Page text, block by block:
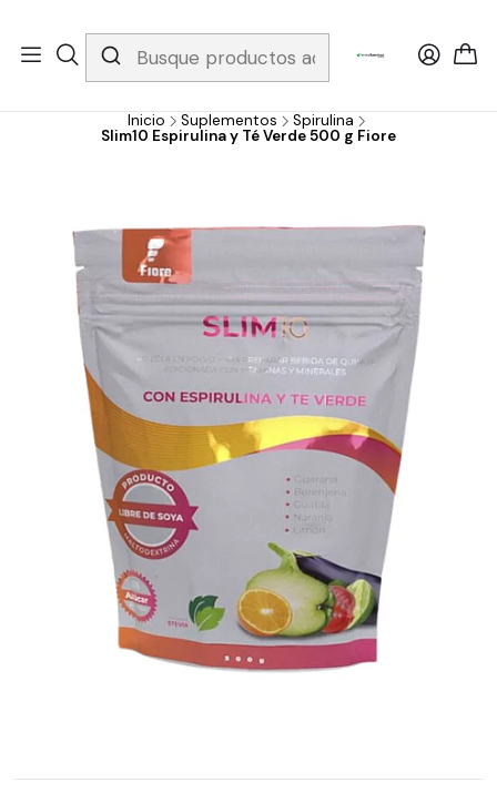
Whatsapp 3229079958/ Fijo 6019251796 / Envios a todo el país y
gratis apartir de 199.000!
Inicio Suplementos
Spirulina
Slim10 Espirulina y Té Verde 500 g Fiore